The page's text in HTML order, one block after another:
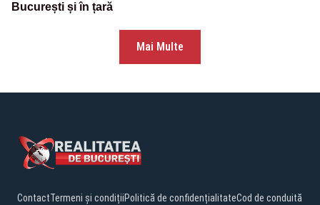
București și în țară
Mai Multe
ContactTermeni și condițiiPolitică de confidențialitateCod de conduită